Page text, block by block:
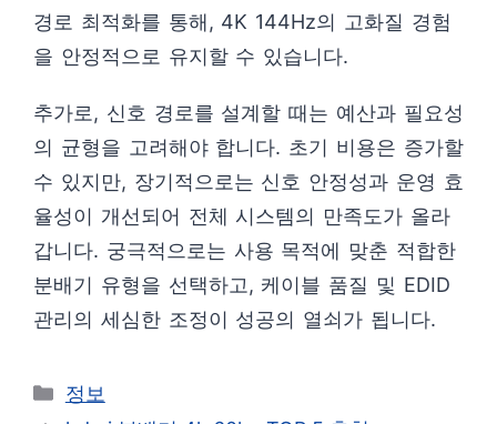
경로 최적화를 통해, 4K 144Hz의 고화질 경험
을 안정적으로 유지할 수 있습니다.
추가로, 신호 경로를 설계할 때는 예산과 필요성
의 균형을 고려해야 합니다. 초기 비용은 증가할
수 있지만, 장기적으로는 신호 안정성과 운영 효
율성이 개선되어 전체 시스템의 만족도가 올라
갑니다. 궁극적으로는 사용 목적에 맞춘 적합한
분배기 유형을 선택하고, 케이블 품질 및 EDID
관리의 세심한 조정이 성공의 열쇠가 됩니다.
카
정보